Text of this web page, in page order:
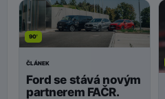
90'
ČLÁNEK
Ford se stává novým
partnerem FAČR.